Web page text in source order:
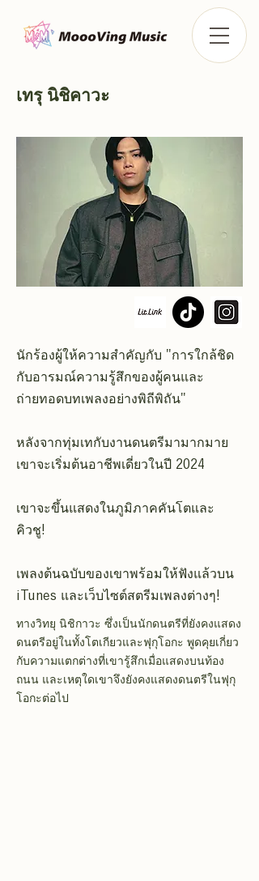
นักร้องผู้ให้ความสำคัญกับ "การใกล้ชิด
กับอารมณ์ความรู้สึกของผู้คนและ
ถ่ายทอดบทเพลงอย่างพิถีพิถัน"
หลังจากทุ่มเทกับงานดนตรีมามากมาย
เขาจะเริ่มต้นอาชีพเดี่ยวในปี 2024
เขาจะขึ้นแสดงในภูมิภาคคันโตและ
คิวชู!
เพลงต้นฉบับของเขาพร้อมให้ฟังแล้วบน
iTunes และเว็บไซต์สตรีมเพลงต่างๆ!
ทางวิทยุ นิชิกาวะ ซึ่งเป็นนักดนตรีที่ยังคงแสดง
ดนตรีอยู่ในทั้งโตเกียวและฟุกุโอกะ พูดคุยเกี่ยว
กับความแตกต่างที่เขารู้สึกเมื่อแสดงบนท้อง
ถนน และเหตุใดเขาจึงยังคงแสดงดนตรีในฟุกุ
โอกะต่อไป
เทรุ นิชิคาวะ